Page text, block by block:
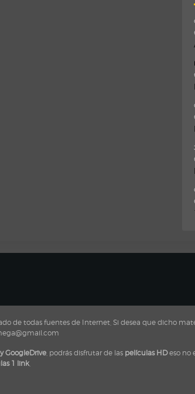
de todas fuentes de Internet, Si desea que dicho
GoogleDrive, podrás disfrutar de las películas HDeso no
1 link,